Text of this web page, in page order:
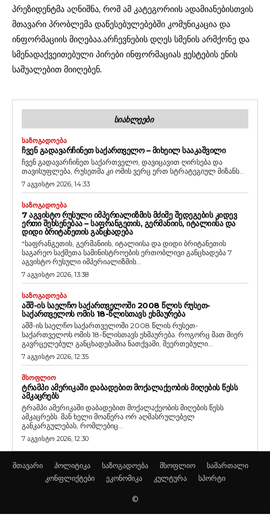
პრეზიდენტმა აღნიშნა, რომ ამ კატეგორიის ადამიანებისთვის
მთავარი პრობლემა დაწესებულებებში კომუნიკაცია და
ინფორმაციის მიღებაა.არჩევნების დღეს სმენის არმქონე და
სმენადაქვეითებული პირები ინფორმაციას ჟესტების ენის
საშუალებით მიიღებენ.
ᲡᲘᲐᲮᲚᲔᲔᲑᲘ
ᲡᲐᲖᲝᲒᲐᲓᲝᲔᲑᲐ
ᲩᲕᲔᲜ ᲒᲐᲓᲐᲕᲐᲠᲩᲘᲜᲔᲗ ᲡᲐᲥᲐᲠᲗᲕᲔᲚᲝ – ᲛᲘᲮᲔᲘᲚ ᲡᲐᲐᲙᲐᲨᲕᲘᲚᲘ
ჩვენ გადავარჩინეთ საქართველო, დავიცავით ღირსება და
თავისუფლება, რუსეთმა კი ომის ვერც ერთ სტრატეგიულ მიზანს...
7 აგვისტო 2026, 14:33
ᲡᲐᲖᲝᲒᲐᲓᲝᲔᲑᲐ
7 ᲐᲒᲕᲘᲡᲢᲝ ᲠᲣᲡᲣᲚᲘ ᲘᲛᲞᲔᲠᲘᲐᲚᲘᲖᲛᲘᲡ ᲛᲫᲘᲛᲔ ᲨᲔᲓᲔᲒᲔᲑᲘᲡ ᲙᲘᲓᲔᲕ
ᲔᲠᲗᲘ ᲨᲔᲮᲡᲔᲜᲔᲑᲐᲐ – ᲡᲐᲤᲠᲐᲜᲒᲔᲗᲘᲡ, ᲒᲔᲠᲛᲐᲜᲘᲘᲡ, ᲘᲢᲐᲚᲘᲘᲡᲐ ᲓᲐ
ᲓᲘᲓᲘ ᲑᲠᲘᲢᲐᲜᲔᲗᲘᲡ ᲒᲐᲜᲪᲮᲐᲓᲔᲑᲐ
“საფრანგეთის, გერმანიის, იტალიისა და დიდი ბრიტანეთის
საგარეო საქმეთა სამინისტროების ერთობლივი განცხადება 7
აგვისტო რუსული იმპერიალიზმის...
7 აგვისტო 2026, 13:38
ᲡᲐᲖᲝᲒᲐᲓᲝᲔᲑᲐ
ᲐᲨᲨ-ᲘᲡ ᲡᲐᲔᲚᲩᲝ ᲡᲐᲥᲐᲠᲗᲕᲔᲚᲝᲨᲘ 2008 ᲬᲚᲘᲡ ᲠᲣᲡᲔᲗ-
ᲡᲐᲥᲐᲠᲗᲕᲔᲚᲝᲡ ᲝᲛᲘᲡ 18-ᲬᲚᲘᲡᲗᲐᲕᲡ ᲔᲮᲛᲐᲣᲠᲔᲑᲐ
აშშ-ის საელჩო საქართველოში 2008 წლის რუსეთ-
საქართველოს ომის 18-წლისთავს ეხმაურება. როგორც მათ მიერ
გავრცელებულ განცხადებაშია ნათქვამი, შეერთებული...
7 აგვისტო 2026, 12:35
ᲛᲡᲝᲤᲚᲘᲝ
ᲢᲠᲐᲛᲞᲘ ᲐᲛᲔᲠᲘᲙᲐᲨᲘ ᲓᲐᲑᲐᲓᲔᲑᲘᲗ ᲛᲝᲥᲐᲚᲐᲥᲔᲝᲑᲘᲡ ᲛᲘᲦᲔᲑᲘᲡ ᲬᲔᲡᲡ
ᲐᲛᲙᲐᲪᲠᲔᲑᲡ
ტრამპი ამერიკაში დაბადებით მოქალაქეობის მიღების წესს
ამკაცრებს. მან ხელი მოაწერა ორ აღმასრულებელ
განკარგულებას, რომლებიც...
7 აგვისტო 2026, 12:30
მთავარი პოლიტიკა საზოგადოება მსოფლიო
სამართალი
კონფლიქტები
ეკონომიკა კულტურა სპორტი
©